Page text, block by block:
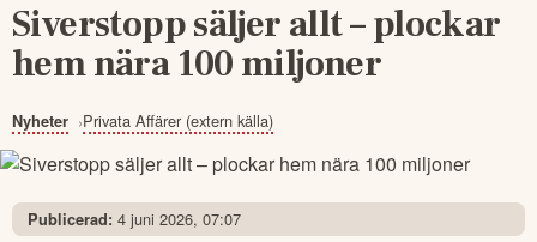
Siverstopp säljer allt – plockar
hem nära 100 miljoner
Nyheter Privata Affärer (extern källa)
Publicerad: 4 juni 2026, 07:07